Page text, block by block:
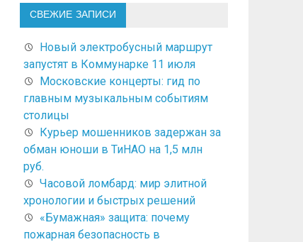
СВЕЖИЕ ЗАПИСИ
Новый электробусный маршрут
запустят в Коммунарке 11 июля
Московские концерты: гид по
главным музыкальным событиям
столицы
Курьер мошенников задержан за
обман юноши в ТиНАО на 1,5 млн
руб.
Часовой ломбард: мир элитной
хронологии и быстрых решений
«Бумажная» защита: почему
пожарная безопасность в